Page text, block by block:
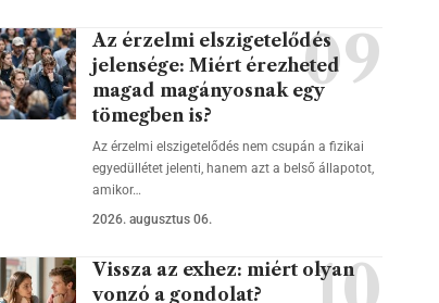
Az érzelmi elszigetelődés
jelensége: Miért érezheted
magad magányosnak egy
tömegben is?
Az érzelmi elszigetelődés nem csupán a fizikai
egyedüllétet jelenti, hanem azt a belső állapotot,
amikor…
2026. augusztus 06.
Vissza az exhez: miért olyan
vonzó a gondolat?